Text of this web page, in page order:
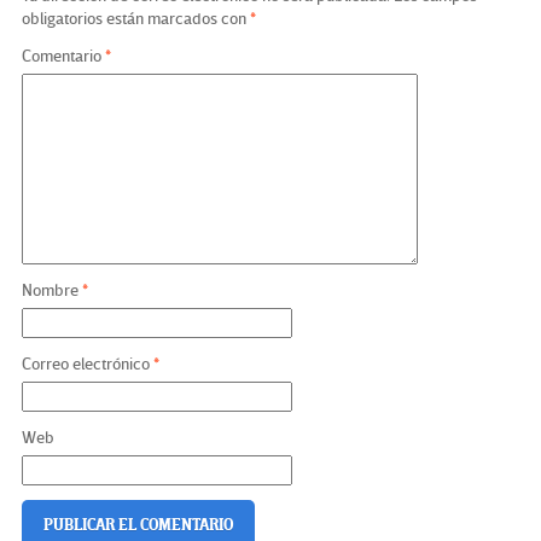
obligatorios están marcados con*
Comentario*
Nombre*
Correo electrónico*
Web